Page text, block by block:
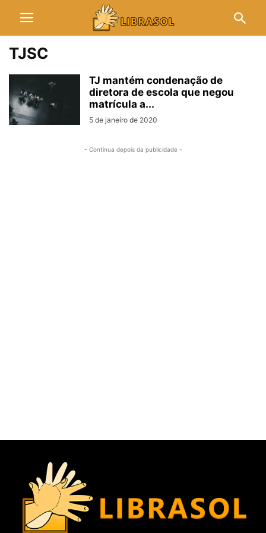
TJSC
TJ mantém condenação de
diretora de escola que negou
matrícula a...
5 de janeiro de 2020
- Continua depois da publicidade -